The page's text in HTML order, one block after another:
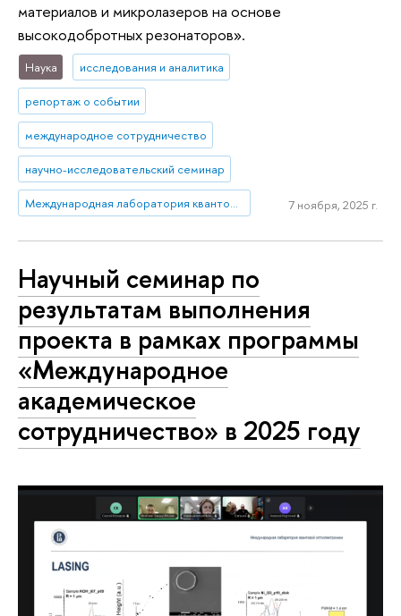
материалов и микролазеров на основе
высокодобротных резонаторов».
Наука исследования и аналитика
репортаж о событии
международное сотрудничество
научно-исследовательский семинар
Международная лаборатория квантовой оптоэлектроники 7 ноября, 2025 г.
Научный семинар по
результатам выполнения
проекта в рамках программы
«Международное
академическое
сотрудничество» в 2025 году